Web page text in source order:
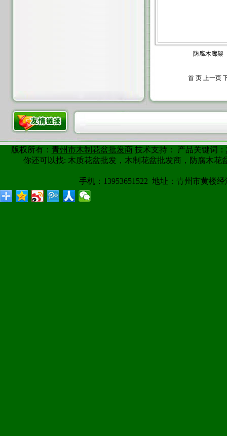
防腐木廊架
首 页 上一页
版权所有： 青州市木制花盆批发商技术支持： 产品关键词：
你还可以找: 木质花盆批发，木制花盆批发商，防腐木
手机：13953651522 地址：青州市黄楼